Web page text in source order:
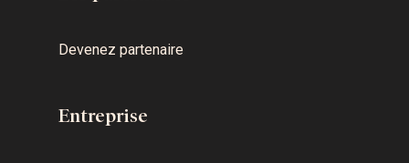
Devenez partenaire
Entreprise